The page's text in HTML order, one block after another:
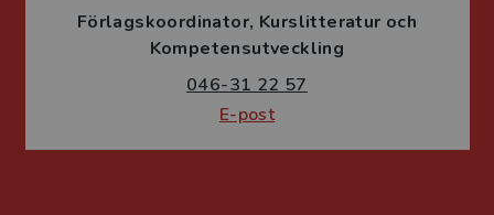
Förlagskoordinator Kurslitteratur och
Kompetensutveckling
046-31 22 57
E-post